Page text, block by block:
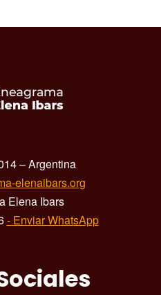
– Argentina
elenaibars.org
Elena Ibars
- Enviar WhatsApp